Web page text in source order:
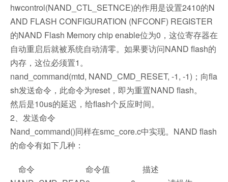
hwcontrol(NAND_CTL_SETNCE)的作用是设置2410的N
AND FLASH CONFIGURATION (NFCONF) REGISTER
的NAND Flash Memory chip enable位为0，这位寄存器在
自动重启后就被系统自动清零。如果要访问NAND flash的
内存，这位必须置1。
nand_command(mtd, NAND_CMD_RESET, -1, -1)；向fla
sh发送命令，此命令为reset，即为重置NAND flash。
然后是10us的延迟，给flash个反应时间。
2、发送命令
Nand_command()同样在smc_core.c中实现。NAND flash
的命令有如下几种：
命令 命令值 描述